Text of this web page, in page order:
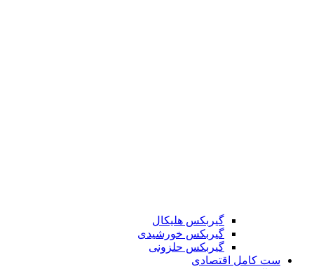
گیربکس هلیکال
گیربکس خورشیدی
گیربکس حلزونی
ست کامل اقتصادی